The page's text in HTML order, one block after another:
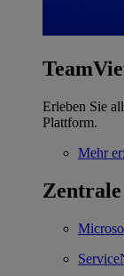
Erleben Sie
Plattform.
Mehr